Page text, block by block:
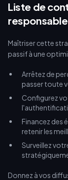
Liste de
Maîtriser cette
passif à une
Arrêtez de
passer toute
Configurez
Financez des
retenir les
Surveillez
Donnez à vos